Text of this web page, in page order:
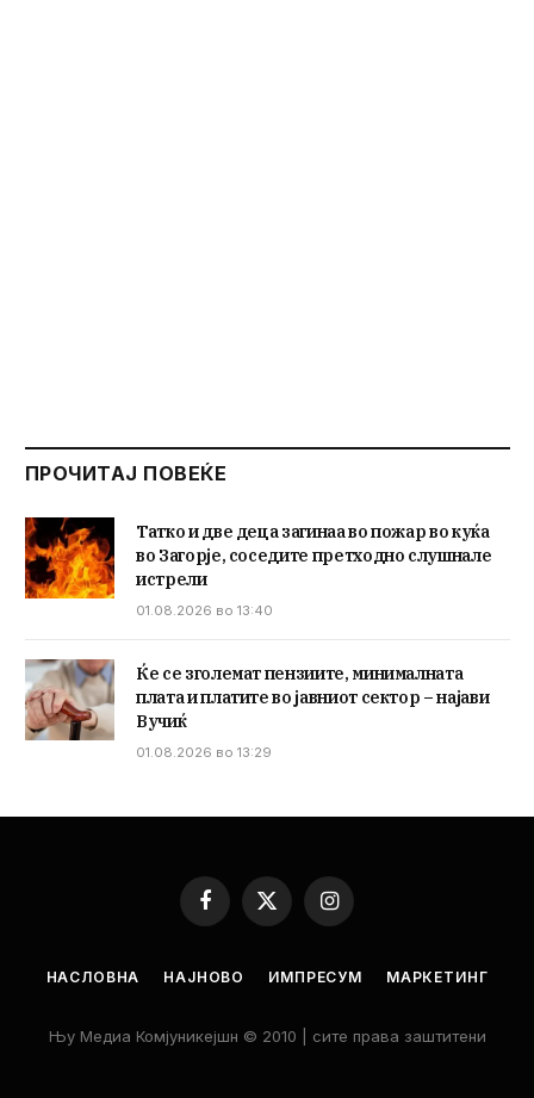
ПРОЧИТАЈ ПОВЕЌЕ
Татко и две деца загинаа во пожар во куќа
во Загорје, соседите претходно слушнале
истрели
01.08.2026 во 13:40
Ќе се зголемат пензиите, минималната
плата и платите во јавниот сектор – најави
Вучиќ
01.08.2026 во 13:29
Facebook
X
Instagram
НАСЛОВНА НАЈНОВО ИМПРЕСУМ МАРКЕТИНГ
Њу Медиа Комјуникејшн © 2010 | сите права заштитени